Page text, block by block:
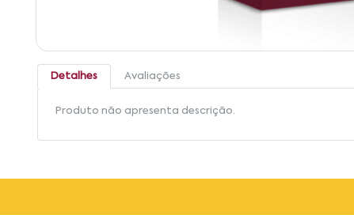
Detalhes Avaliações
Produto não apresenta descrição.